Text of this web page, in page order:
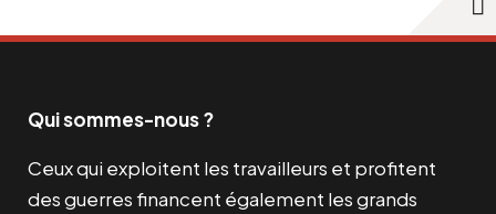
Qui sommes-nous ?
Ceux qui exploitent les travailleurs et profitent
des guerres financent également les grands